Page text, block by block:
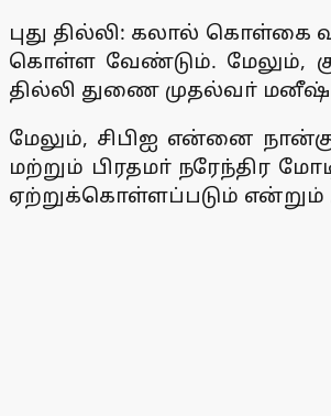
புது தில்லி: கலால் கொள்கை
கொள்ள வேண்டும். மேலும்,
தில்லி துணை முதல்வா் மனீஷ்
மேலும், சிபிஐ என்னை
மற்றும் பிரதமா் நரேந்திர
ஏற்றுக்கொள்ளப்படும் என்றும்